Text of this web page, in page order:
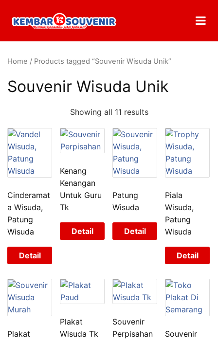
Home / Products tagged “Souvenir Wisuda Unik”
Souvenir Wisuda Unik
Showing all 11 results
Cinderamat
a Wisuda,
Patung
Wisuda
Detail
Kenang
Kenangan
Untuk Guru
Tk
Detail
Patung
Wisuda
Detail
Piala
Wisuda,
Patung
Wisuda
Detail
Plakat
Plakat
Wisuda Tk
Souvenir
Perpisahan
Souvenir